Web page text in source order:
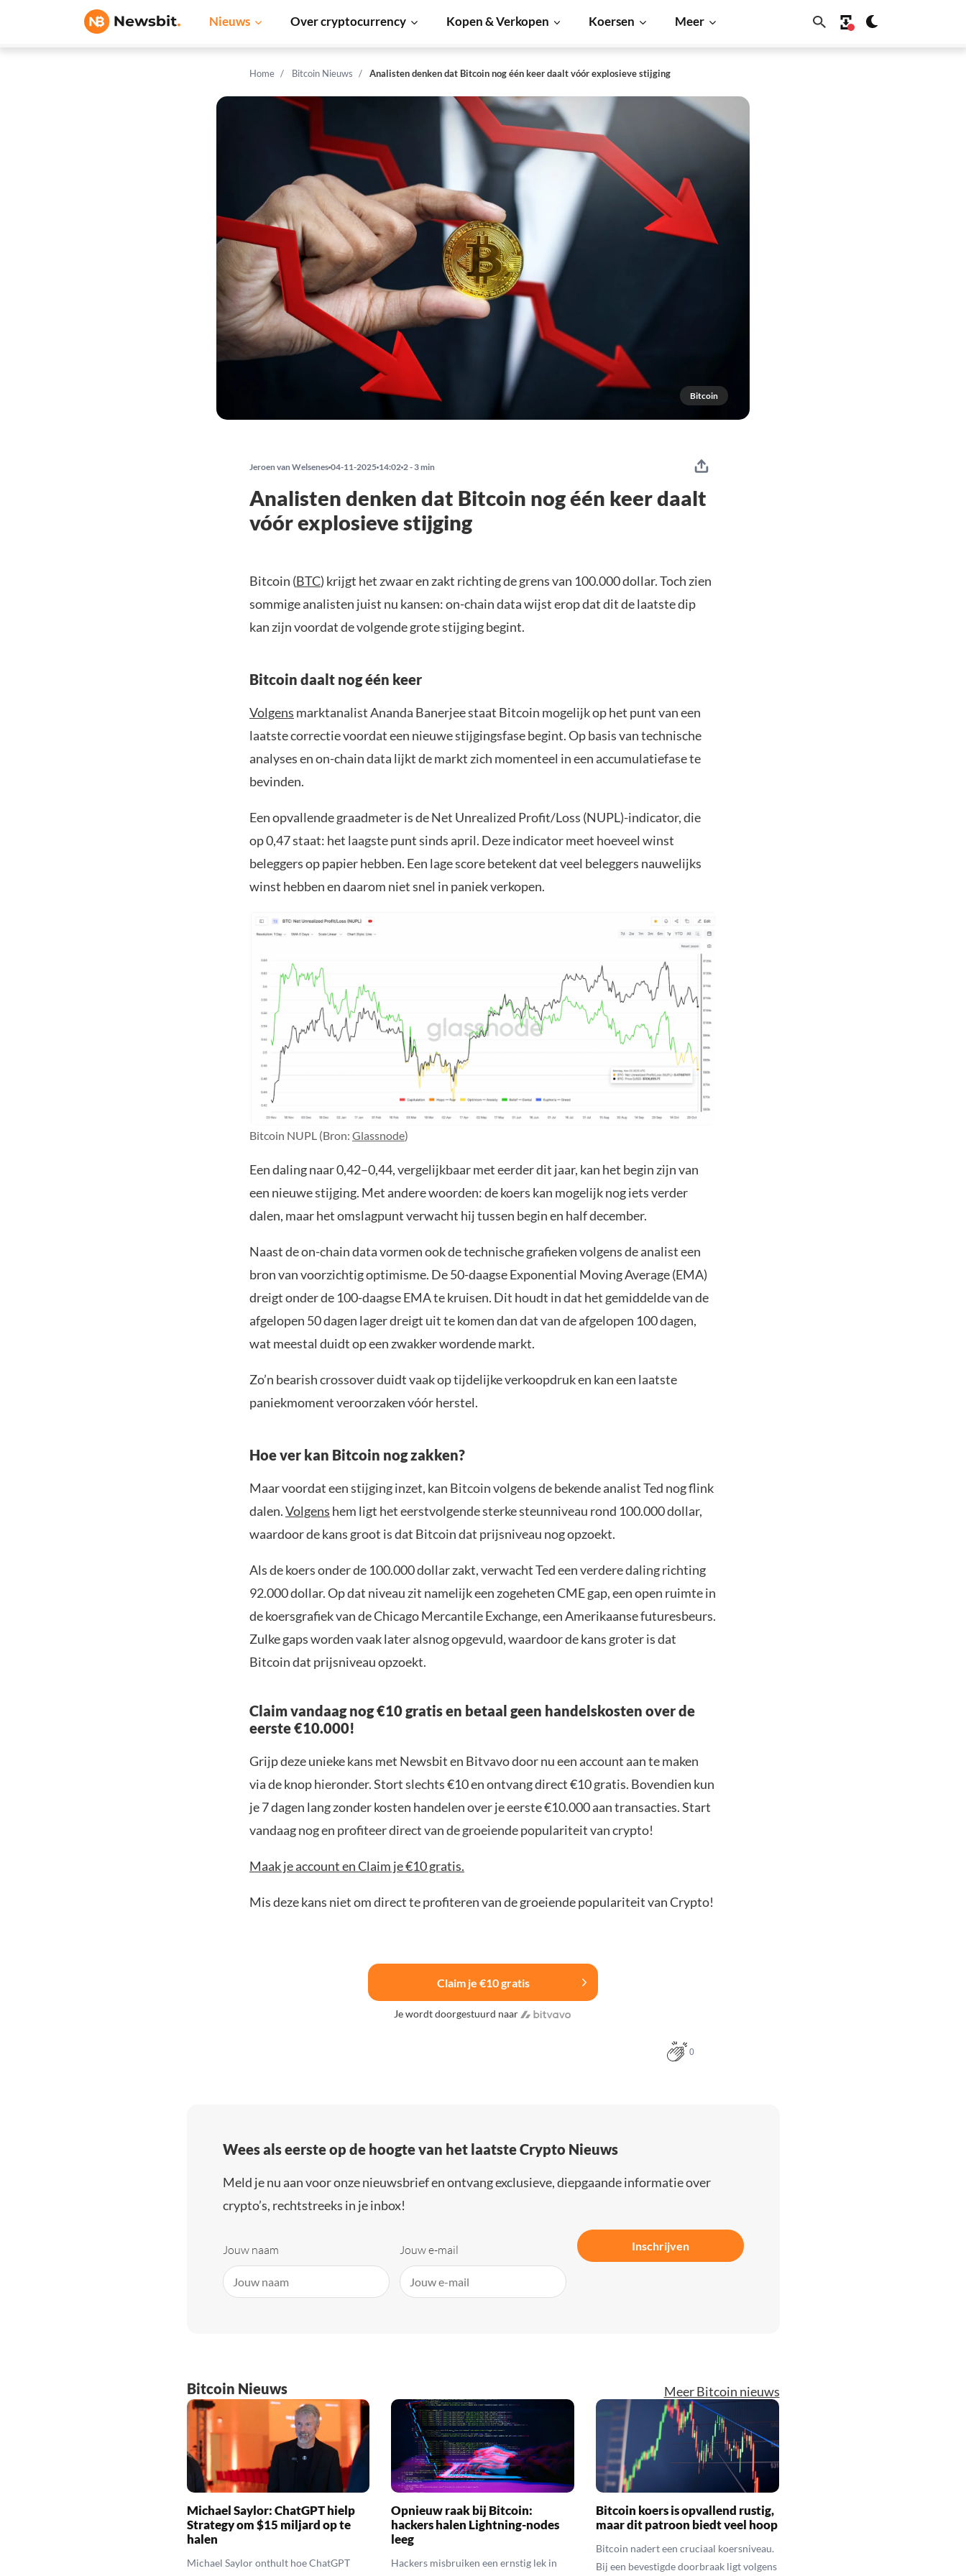
Nieuws Over cryptocurrency Kopen & Verkopen Koersen Meer
Home Bitcoin Nieuws Analisten denken dat Bitcoin nog één keer daalt vóór explosieve stijging
Bitcoin
Jeroen van Welsenes 04-11-2025 14:02 2 - 3 min
Analisten denken dat Bitcoin nog één keer daalt
vóór explosieve stijging
Bitcoin (BTC) krijgt het zwaar en zakt richting de grens van 100.000 dollar. Toch zien
sommige analisten juist nu kansen: on-chain data wijst erop dat dit de laatste dip
kan zijn voordat de volgende grote stijging begint.
Bitcoin daalt nog één keer
Volgens marktanalist Ananda Banerjee staat Bitcoin mogelijk op het punt van een
laatste correctie voordat een nieuwe stijgingsfase begint. Op basis van technische
analyses en on-chain data lijkt de markt zich momenteel in een accumulatiefase te
bevinden.
Een opvallende graadmeter is de Net Unrealized Profit/Loss (NUPL)-indicator, die
op 0,47 staat: het laagste punt sinds april. Deze indicator meet hoeveel winst
beleggers op papier hebben. Een lage score betekent dat veel beleggers nauwelijks
winst hebben en daarom niet snel in paniek verkopen.
Bitcoin NUPL (Bron: Glassnode)
Een daling naar 0,42–0,44, vergelijkbaar met eerder dit jaar, kan het begin zijn van
een nieuwe stijging. Met andere woorden: de koers kan mogelijk nog iets verder
dalen, maar het omslagpunt verwacht hij tussen begin en half december.
Naast de on-chain data vormen ook de technische grafieken volgens de analist een
bron van voorzichtig optimisme. De 50-daagse Exponential Moving Average (EMA)
dreigt onder de 100-daagse EMA te kruisen. Dit houdt in dat het gemiddelde van de
afgelopen 50 dagen lager dreigt uit te komen dan dat van de afgelopen 100 dagen,
wat meestal duidt op een zwakker wordende markt.
Zo’n bearish crossover duidt vaak op tijdelijke verkoopdruk en kan een laatste
paniekmoment veroorzaken vóór herstel.
Hoe ver kan Bitcoin nog zakken?
Maar voordat een stijging inzet, kan Bitcoin volgens de bekende analist Ted nog flink
dalen.Volgens hem ligt het eerstvolgende sterke steunniveau rond 100.000 dollar,
waardoor de kans groot is dat Bitcoin dat prijsniveau nog opzoekt.
Als de koers onder de 100.000 dollar zakt, verwacht Ted een verdere daling richting
92.000 dollar. Op dat niveau zit namelijk een zogeheten CME gap, een open ruimte in
de koersgrafiek van de Chicago Mercantile Exchange, een Amerikaanse futuresbeurs.
Zulke gaps worden vaak later alsnog opgevuld, waardoor de kans groter is dat
Bitcoin dat prijsniveau opzoekt.
Claim vandaag nog €10 gratis en betaal geen handelskosten over de
eerste €10.000!
Grijp deze unieke kans met Newsbit en Bitvavo door nu een account aan te maken
via de knop hieronder. Stort slechts €10 en ontvang direct €10 gratis. Bovendien kun
je 7 dagen lang zonder kosten handelen over je eerste €10.000 aan transacties. Start
vandaag nog en profiteer direct van de groeiende populariteit van crypto!
Maak je account en Claim je €10 gratis.
Mis deze kans niet om direct te profiteren van de groeiende populariteit van Crypto!
Claim je €10 gratis
Je wordt doorgestuurd naar
0
Wees als eerste op de hoogte van het laatste Crypto Nieuws
Meld je nu aan voor onze nieuwsbrief en ontvang exclusieve, diepgaande informatie over
crypto’s, rechtstreeks in je inbox!
Jouw naam Jouw e-mail Inschrijven
Bitcoin Nieuws Meer Bitcoin nieuws
Michael Saylor: ChatGPT hielp
Strategy om $15 miljard op te
halen
Michael Saylor onthult hoe ChatGPT
Opnieuw raak bij Bitcoin:
hackers halen Lightning-nodes
leeg
Hackers misbruiken een ernstig lek in
Bitcoin koers is opvallend rustig,
maar dit patroon biedt veel hoop
Bitcoin nadert een cruciaal koersniveau.
Bij een bevestigde doorbraak ligt volgens